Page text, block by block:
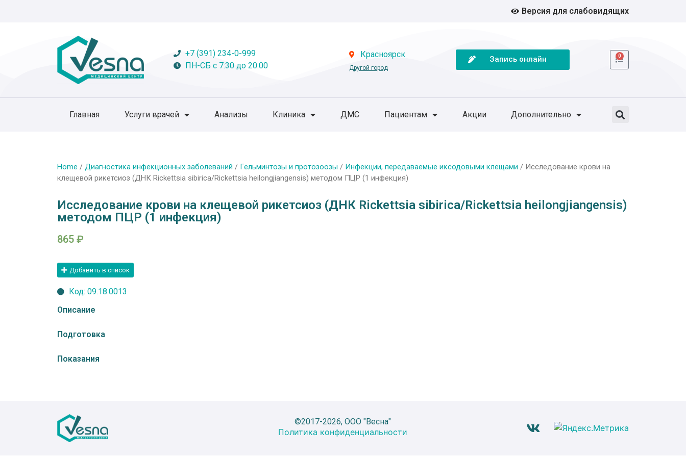
Версия для слабовидящих
+7 (391) 234-0-999
ПН-СБ с 7:30 до 20:00
Красноярск
Другой город
Запись онлайн 0
Главная Услуги врачей Анализы Клиника ДМС Пациентам Акции Дополнительно
Home / Диагностика инфекционных заболеваний / Гельминтозы и протозоозы / Инфекции, передаваемые иксодовыми клещами / Исследование крови на
клещевой рикетсиоз (ДНК Rickettsia sibirica/Rickettsia heilongjiangensis) методом ПЦР (1 инфекция)
Исследование крови на клещевой рикетсиоз (ДНК Rickettsia sibirica/Rickettsia heilongjiangensis)
методом ПЦР (1 инфекция)
865 ₽
Добавить в список
Код: 09.18.0013
Описание
Подготовка
Показания
©2017-2026, ООО "Весна"
Политика конфиденциальности